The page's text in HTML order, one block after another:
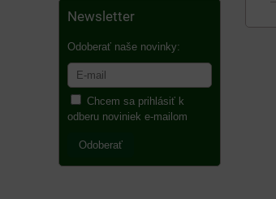
Newsletter
Odoberať naše novinky:
Chcem sa prihlásiť k
odberu noviniek e-mailom
Odoberať